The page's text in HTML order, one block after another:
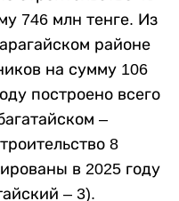
746 млн тенге. Из
районе
на сумму 106
построено всего
–
8
в 2025 году
– 3).